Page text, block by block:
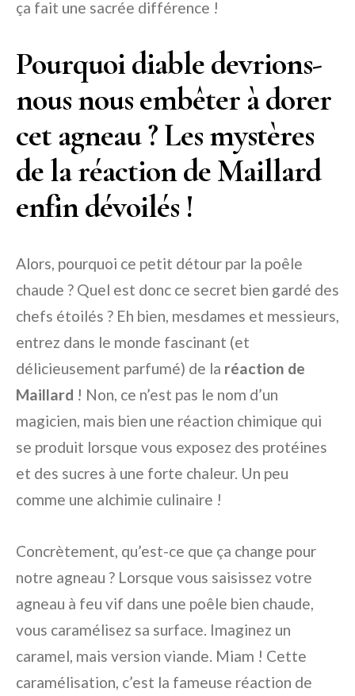
ça fait une sacrée différence !
Pourquoi diable devrions-
nous nous embêter à dorer
cet agneau ? Les mystères
de la réaction de Maillard
enfin dévoilés !
Alors, pourquoi ce petit détour par la poêle
chaude ? Quel est donc ce secret bien gardé des
chefs étoilés ? Eh bien, mesdames et messieurs,
entrez dans le monde fascinant (et
délicieusement parfumé) de la réaction de
Maillard ! Non, ce n’est pas le nom d’un
magicien, mais bien une réaction chimique qui
se produit lorsque vous exposez des protéines
et des sucres à une forte chaleur. Un peu
comme une alchimie culinaire !
Concrètement, qu’est-ce que ça change pour
notre agneau ? Lorsque vous saisissez votre
agneau à feu vif dans une poêle bien chaude,
vous caramélisez sa surface. Imaginez un
caramel, mais version viande. Miam ! Cette
caramélisation, c’est la fameuse réaction de